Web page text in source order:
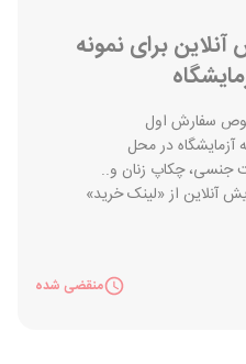
برای نمونه
سفارش اول
آزمایشگاه در محل
جنسی، چکاپ زنان و..
آنلاین از «لینک خرید»
منقضی شده